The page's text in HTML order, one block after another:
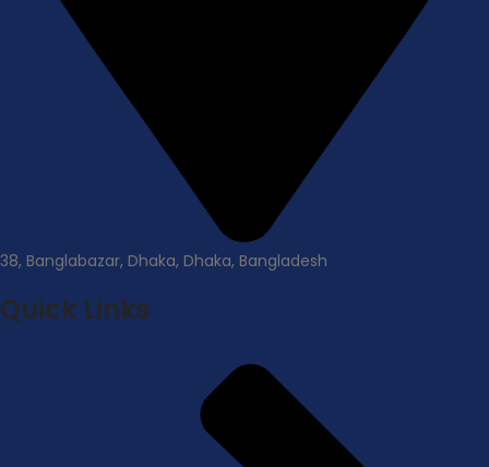
38, Banglabazar, Dhaka, Dhaka, Bangladesh
Quick Links